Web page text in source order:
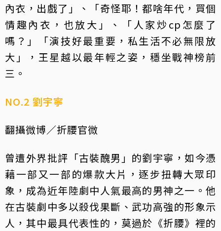
內衣，出戲了」、「奇怪耶！都啥年代，買個
情趣內衣，也放大」、「人家炒cp怎麼了
嗎？」「演技好最重要，私生活不必無限放
大」，王星越以最年輕之姿，穩坐戰神榜前
三。
NO.2 劉宇寧
翻攝微博／折腰官微
曾遭外界批評「古裝醜男」的劉宇寧，如今憑
藉一部又一部的爆款大片，逐步扭轉大眾印
象，成為近年陸劇中人氣最高的男神之一。他
在古裝劇中多以殺伐果斷、武功高強的形象示
人，其中最具代表性的，莫過於《折腰》裡的